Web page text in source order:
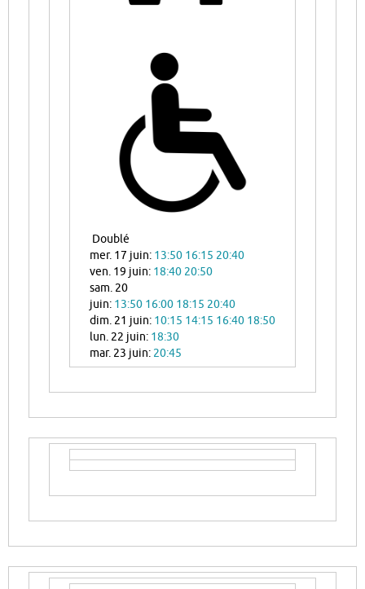
Doublé
mer. 17 juin: 13:50 16:15 20:40
ven. 19 juin: 18:40 20:50
sam. 20
juin: 13:50 16:00 18:15 20:40
dim. 21 juin: 10:15 14:15 16:40 18:50
lun. 22 juin: 18:30
mar. 23 juin: 20:45